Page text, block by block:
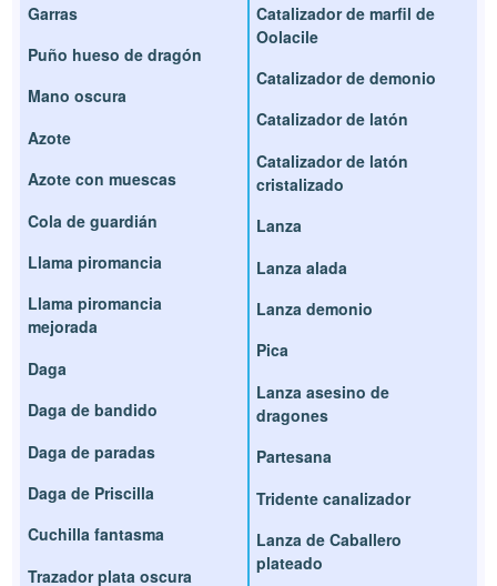
Garras
Puño hueso de dragón
Mano oscura
Azote
Azote con muescas
Cola de guardián
Llama piromancia
Llama piromancia
mejorada
Daga
Daga de bandido
Daga de paradas
Daga de Priscilla
Cuchilla fantasma
Trazador plata oscura
Catalizador de marfil de
Oolacile
Catalizador de demonio
Catalizador de latón
Catalizador de latón
cristalizado
Lanza
Lanza alada
Lanza demonio
Pica
Lanza asesino de
dragones
Partesana
Tridente canalizador
Lanza de Caballero
plateado